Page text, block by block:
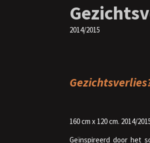
2014/2015
160 cm x 120 cm. 2014/
Geïnspireerd door het